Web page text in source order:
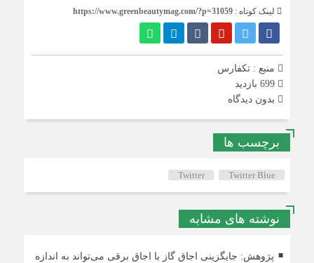
لینک کوتاه : https://www.greenbeautymag.com/?p=31059
منبع : تکفارس
بدون دیدگاه
برچسب ها
Twitter Twitter Blue
نوشته های مشابه
پژوهش: جایگزینی اجاق گاز با اجاق برقی می‌تواند به اندازه